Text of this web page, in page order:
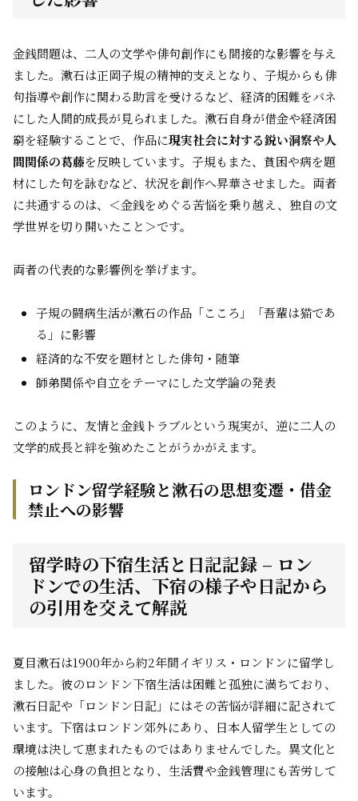
金銭問題は、二人の文学や俳句創作にも間接的な影響を与え
ました。漱石は正岡子規の精神的支えとなり、子規からも俳
句指導や創作に関わる助言を受けるなど、経済的困難をバネ
にした人間的成長が見られました。漱石自身が借金や経済困
窮を経験することで、作品に現実社会に対する鋭い洞察や人
間関係の葛藤を反映しています。子規もまた、貧困や病を題
材にした句を詠むなど、状況を創作へ昇華させました。両者
に共通するのは、＜金銭をめぐる苦悩を乗り越え、独自の文
学世界を切り開いたこと＞です。
両者の代表的な影響例を挙げます。
子規の闘病生活が漱石の作品「こころ」「吾輩は猫であ
る」に影響
経済的な不安を題材とした俳句・随筆
師弟関係や自立をテーマにした文学論の発表
このように、友情と金銭トラブルという現実が、逆に二人の
文学的成長と絆を強めたことがうかがえます。
ロンドン留学経験と漱石の思想変遷・借金
禁止への影響
留学時の下宿生活と日記記録 – ロン
ドンでの生活、下宿の様子や日記から
の引用を交えて解説
夏目漱石は1900年から約2年間イギリス・ロンドンに留学し
ました。彼のロンドン下宿生活は困難と孤独に満ちており、
漱石日記や「ロンドン日記」にはその苦悩が詳細に記されて
います。下宿はロンドン郊外にあり、日本人留学生としての
環境は決して恵まれたものではありませんでした。異文化と
の接触は心身の負担となり、生活費や金銭管理にも苦労して
います。